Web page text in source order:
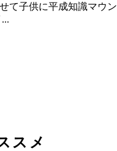
て子供に平成知識マウン
スメ